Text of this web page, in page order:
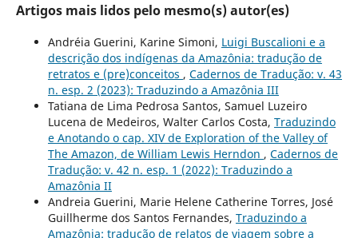
Artigos mais lidos pelo mesmo(s) autor(es)
Andréia Guerini, Karine Simoni, Luigi Buscalioni e a
descrição dos indígenas da Amazônia: tradução de
retratos e (pre)conceitos , Cadernos de Tradução: v. 43
n. esp. 2 (2023): Traduzindo a Amazônia III
Tatiana de Lima Pedrosa Santos, Samuel Luzeiro
Lucena de Medeiros, Walter Carlos Costa, Traduzindo
e Anotando o cap. XIV de Exploration of the Valley of
The Amazon, de William Lewis Herndon , Cadernos de
Tradução: v. 42 n. esp. 1 (2022): Traduzindo a
Amazônia II
Andreia Guerini, Marie Helene Catherine Torres, José
Guillherme dos Santos Fernandes, Traduzindo a
Amazônia: tradução de relatos de viagem sobre a